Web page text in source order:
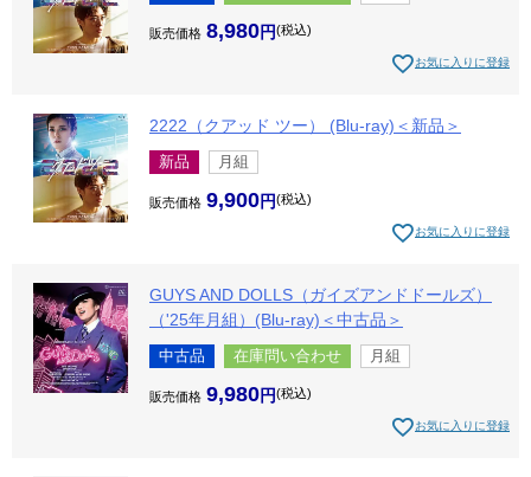
販売価格 8,980 税込
お気に入りに登録
2222（クアッド ツー） (Blu-ray)＜新品＞
新品 月組
販売価格 9,900 税込
お気に入りに登録
GUYS AND DOLLS（ガイズアンドドールズ）
（'25年月組）(Blu-ray)＜中古品＞
中古品 在庫問い合わせ 月組
販売価格 9,980 税込
お気に入りに登録